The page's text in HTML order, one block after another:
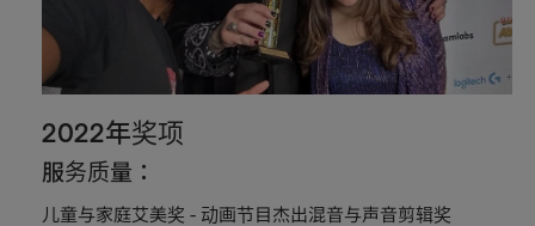
2022年奖项
服务质量：
儿童与家庭艾美奖 - 动画节目杰出混音与声音剪辑奖